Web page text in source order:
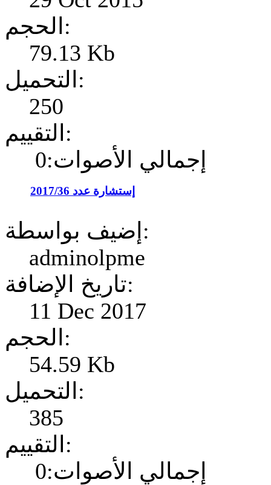
الحجم:
79.13 Kb
التحميل:
250
التقييم:
إجمالي الأصوات:0
إستشارة عدد 2017/36
إضيف بواسطة:
adminolpme
تاريخ الإضافة:
11 Dec 2017
الحجم:
54.59 Kb
التحميل:
385
التقييم:
إجمالي الأصوات:0